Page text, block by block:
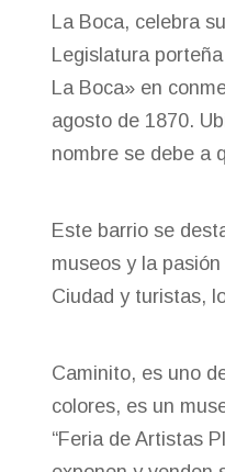
La Boca, celebra
Legislatura
La Boca» en
agosto de 1870.
nombre se debe a
Este barrio se
museos y la
Ciudad y turistas,
Caminito, es uno
colores, es un
“Feria de Artistas